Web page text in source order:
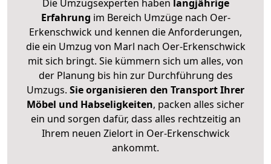
Die Umzugsexperten haben langjährige
Erfahrung im Bereich Umzüge nach Oer-
Erkenschwick und kennen die Anforderungen,
die ein Umzug von Marl nach Oer-Erkenschwick
mit sich bringt. Sie kümmern sich um alles, von
der Planung bis hin zur Durchführung des
Umzugs. Sie organisieren den Transport Ihrer
Möbel und Habseligkeiten, packen alles sicher
ein und sorgen dafür, dass alles rechtzeitig an
Ihrem neuen Zielort in Oer-Erkenschwick
ankommt.